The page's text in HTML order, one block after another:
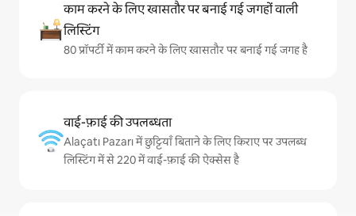
काम करने के लिए खासतौर पर बनाई गई जगहों वाली
लिस्टिंग
80 प्रॉपर्टी में काम करने के लिए खासतौर पर बनाई गई जगह है
वाई-फ़ाई की उपलब्धता
Alaçatı Pazarı में छुट्टियाँ बिताने के लिए किराए पर उपलब्ध
लिस्टिंग में से 220 में वाई-फ़ाई की ऐक्सेस है